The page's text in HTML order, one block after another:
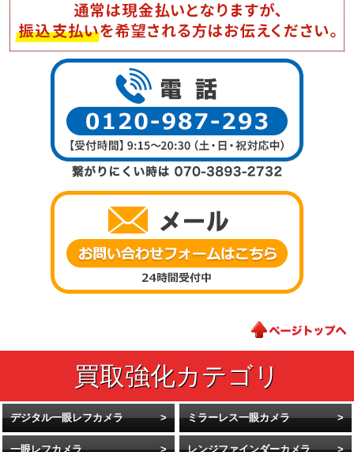
デジタル一眼レフカメラ ミラーレス一眼カメラ
一眼レフカメラ レンジファインダーカメラ